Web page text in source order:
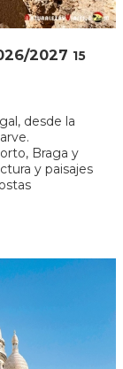
2027 15
desde la
Braga y
y paisajes